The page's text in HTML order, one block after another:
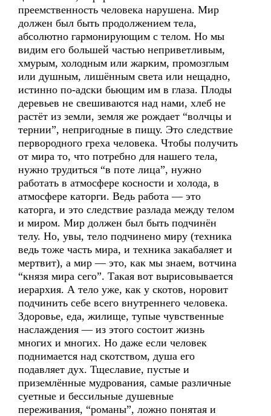
преемственность человека нарушена. Мир
должен был быть продолжением тела,
абсолютно гармонирующим с телом. Но мы
видим его большей частью неприветливым,
хмурым, холодным или жарким, промозглым
или душным, лишённым света или нещадно,
истинно по-адски бьющим им в глаза. Плоды
деревьев не свешиваются над нами, хлеб не
растёт из земли, земля же рождает “волчцы и
тернии”, непригодные в пищу. Это следствие
первородного греха человека. Чтобы получить
от мира то, что потребно для нашего тела,
нужно трудиться “в поте лица”, нужно
работать в атмосфере косности и холода, в
атмосфере каторги. Ведь работа — это
каторга, и это следствие разлада между телом
и миром. Мир должен был быть подчинён
телу. Но, увы, тело подчинено миру (техника
ведь тоже часть мира, и техника закабаляет и
мертвит), а мир — это, как мы знаем, вотчина
“князя мира сего”. Такая вот вырисовывается
иерархия. А тело уже, как у скотов, норовит
подчинить себе всего внутреннего человека.
Здоровье, еда, жилище, тупые чувственные
наслаждения — из этого состоит жизнь
многих и многих. Но даже если человек
поднимается над скотством, душа его
подавляет дух. Тщеславие, пустые и
приземлённые мудрования, самые различные
суетные и бессильные душевные
переживания, “романы”, ложно понятая и